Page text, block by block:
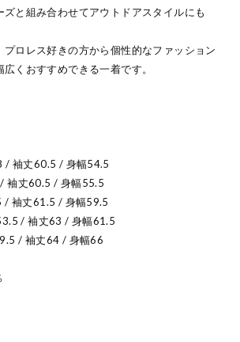
ズと組み合わせてアウトドアスタイルにも
プロレス好きの方から個性的なファッション
くおすすめできる一着です。
/ 袖丈60.5 / 身幅54.5
袖丈60.5 / 身幅55.5
/ 袖丈61.5 / 身幅59.5
/ 袖丈63 / 身幅61.5
/ 袖丈64 / 身幅66